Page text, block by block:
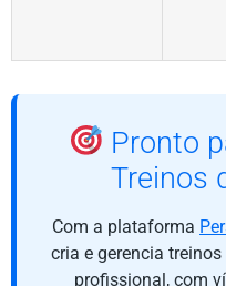
Pronto
Treinos
Com a plataforma
cria e gerencia
profissional, com